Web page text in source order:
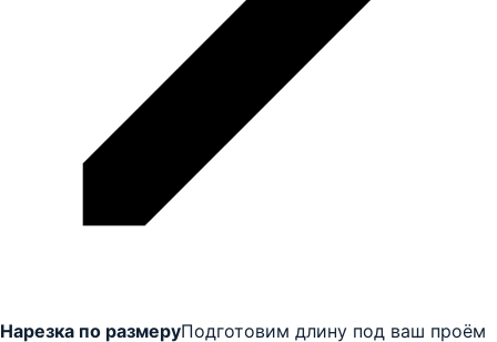
Нарезка по размеруПодготовим длину под ваш проём